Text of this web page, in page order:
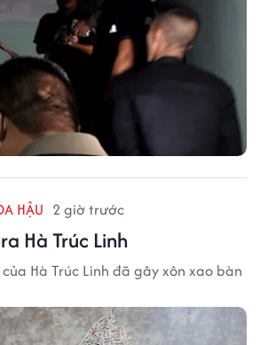
HẬU 2 giờ trước
Hà Trúc Linh
Hà Trúc Linh đã gây xôn xao bàn